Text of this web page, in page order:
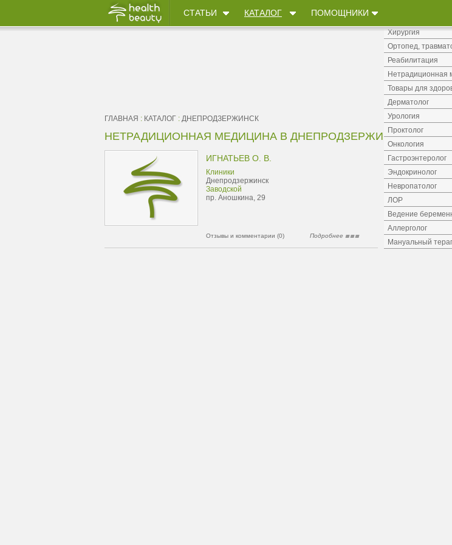
СТАТЬИ КАТАЛОГ ПОМОЩНИКИ
ГЛАВНАЯ : КАТАЛОГ : ДНЕПРОДЗЕРЖИНСК
НЕТРАДИЦИОННАЯ МЕДИЦИНА В ДНЕПРОДЗЕРЖИНСКЕ
ИГНАТЬЕВ О. В.
Клиники
Днепродзержинск
Заводской
пр. Аношкина, 29
Отзывы и комментарии (0) Подробнее
Хирургия
Ортопед,
Реабилитация
Нетрадиционная
Товары для
Дерматолог
Урология
Проктолог
Онкология
Гастроэнтеролог
Эндокринолог
Невропатолог
ЛОР
Ведение
Аллерголог
Мануальный